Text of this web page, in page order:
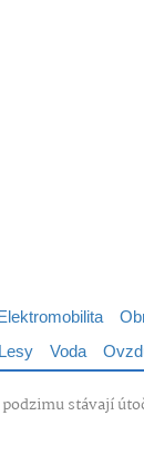
Lesy Voda
stávají